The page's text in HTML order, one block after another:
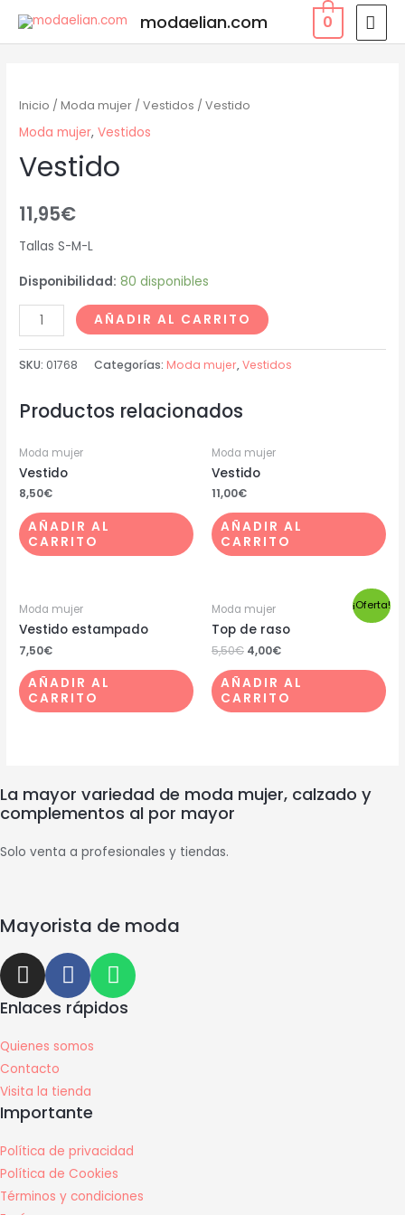
modaelian.com 0
Inicio /Moda mujer /Vestidos / Vestido
Moda mujer,Vestidos
Vestido
11,95€
Tallas S-M-L
Disponibilidad: 80 disponibles
AÑADIR AL CARRITO
SKU: 01768 Categorías: Moda mujer,Vestidos
Productos relacionados
Moda mujer
Vestido
8,50€
AÑADIR AL
CARRITO
Moda mujer
Vestido
11,00€
AÑADIR AL
CARRITO
Moda mujer
Vestido estampado
7,50€
AÑADIR AL
CARRITO
¡Oferta!
Moda mujer
Top de raso
5,50€ 4,00€
AÑADIR AL
CARRITO
La mayor variedad de moda mujer, calzado y
complementos al por mayor
Solo venta a profesionales y tiendas.
Mayorista de moda
Enlaces rápidos
Quienes somos
Contacto
Visita la tienda
Importante
Política de privacidad
Política de Cookies
Términos y condiciones